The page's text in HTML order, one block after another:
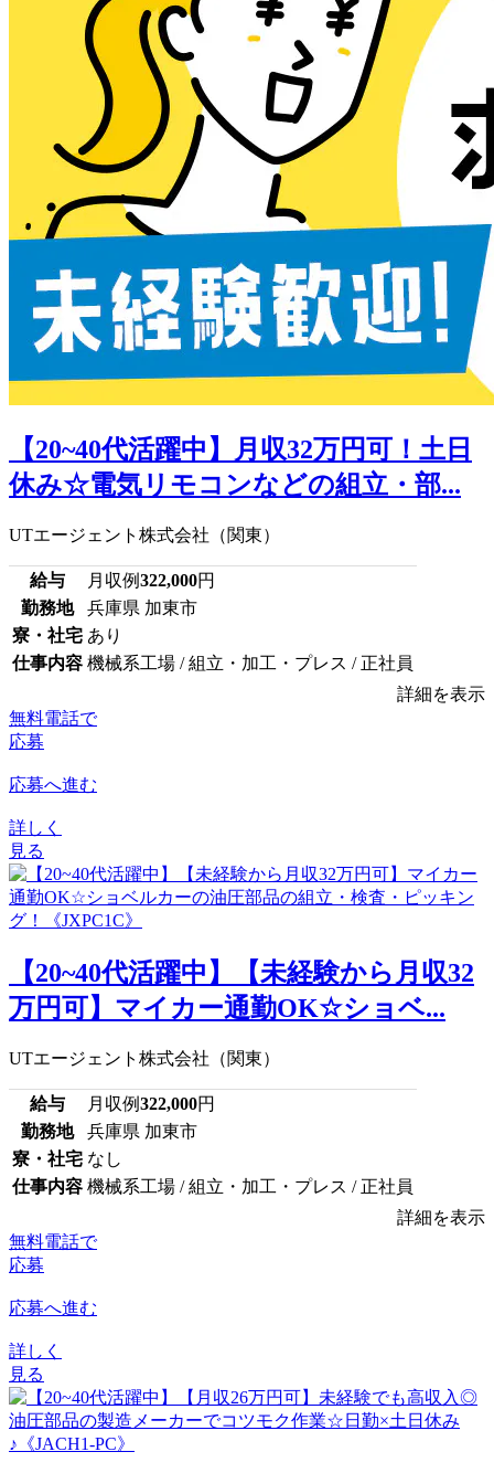
【20~40代活躍中】月収32万円可！土日
休み☆電気リモコンなどの組立・部...
UTエージェント株式会社（関東）
給与 月収例322,000円
勤務地
兵庫県 加東市
寮・社宅 あり
仕事内容 機械系工場 / 組立・加工・プレス / 正社員
詳細を表示
無料電話で
応募
応募へ進む
詳しく
見る
【20~40代活躍中】【未経験から月収32
万円可】マイカー通勤OK☆ショベ...
UTエージェント株式会社（関東）
給与 月収例322,000円
勤務地
兵庫県 加東市
寮・社宅 なし
仕事内容 機械系工場 / 組立・加工・プレス / 正社員
詳細を表示
無料電話で
応募
応募へ進む
詳しく
見る